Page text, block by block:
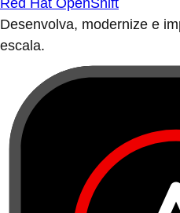
Red Hat OpenShift
Desenvolva, modernize e
escala.